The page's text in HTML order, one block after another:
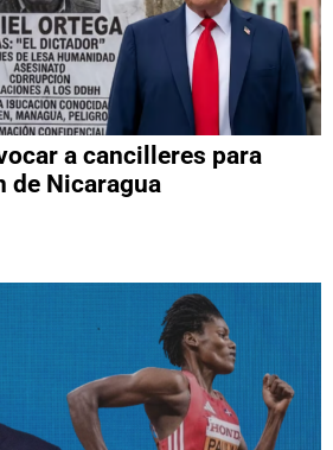
a cancilleres para
de Nicaragua